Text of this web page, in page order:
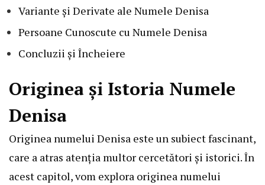
Variante și Derivate ale Numele Denisa
Persoane Cunoscute cu Numele Denisa
Concluzii și Încheiere
Originea și Istoria Numele
Denisa
Originea numelui Denisa este un subiect fascinant,
care a atras atenția multor cercetători și istorici. În
acest capitol, vom explora originea numelui